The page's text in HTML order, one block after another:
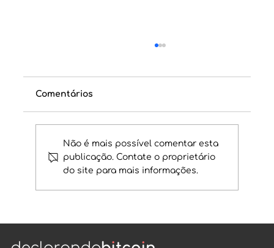
Aprenda como ler extratos da
Comentários
Não é mais possível comentar esta
publicação. Contate o proprietário
do site para mais informações.